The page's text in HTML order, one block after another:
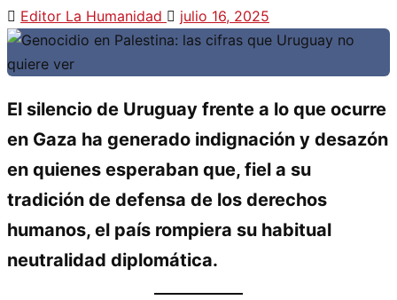
Editor La Humanidad julio 16, 2025
El silencio de Uruguay frente a lo que ocurre
en Gaza ha generado indignación y desazón
en quienes esperaban que, fiel a su
tradición de defensa de los derechos
humanos, el país rompiera su habitual
neutralidad diplomática.